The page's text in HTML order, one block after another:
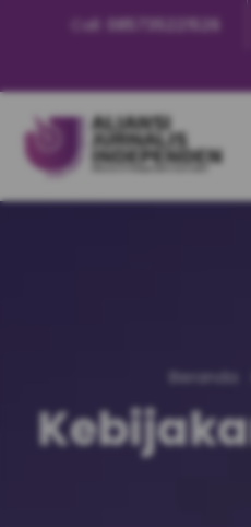
Call: 085735221526
Beranda